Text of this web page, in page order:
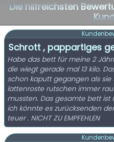
Die hilfreichsten
Schrott , pappartiges
Habe das bett für meine 2
die wiegt gerade mal 13 kilo.
schon kaputt gegangen als
lattenroste rutschen immer
mussten. Das gesamte bett
ich könnte es zurücksenden
teuer . NICHT ZU EMPFEHLEN